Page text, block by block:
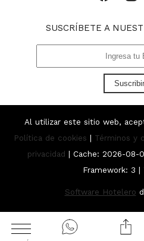
SUSCRÍBETE A
Al utilizar este sitio web,
Política de cookies | Términos y
privacidad | Cache: 2026-08-
Framework: 3 |
Software Hotelero